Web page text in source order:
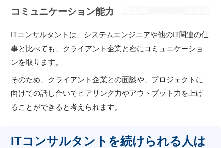
コミュニケーション能力
ITコンサルタントは、システムエンジニアや他のIT関連の仕
事と比べても、クライアント企業と密にコミュニケーショ
ンを取ります。
そのため、クライアント企業との面談や、プロジェクトに
向けての話し合いでヒアリング力やアウトプット力を上げ
ることができると考えられます。
ITコンサルタントを続けられる人は